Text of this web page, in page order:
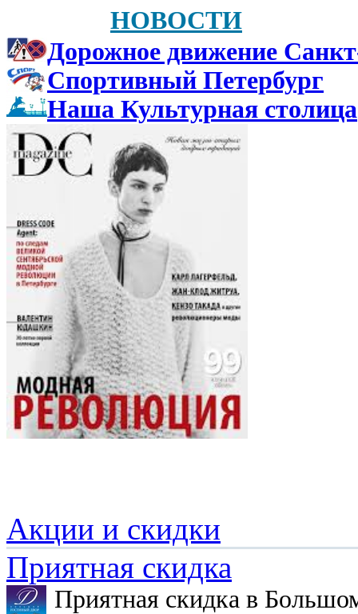
НОВОСТИ
Дорожное движение
Спортивный Петербург
Наша Культурная столица
Акции и скидки
Приятная скидка
Приятная скидка в